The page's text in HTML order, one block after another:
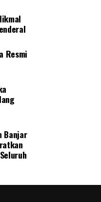
Resmi
Banjar